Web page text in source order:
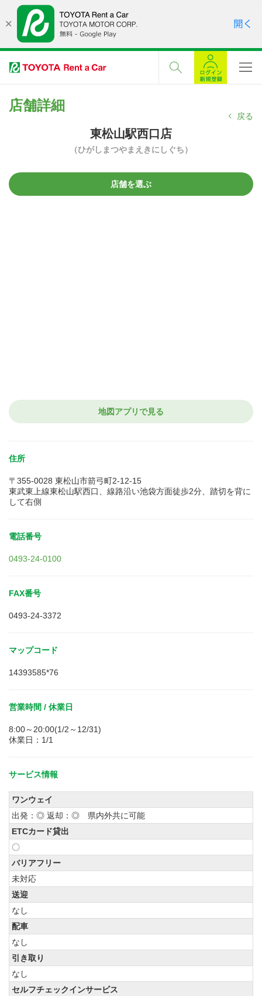
店舗詳細
戻る
東松山駅西口店
（ひがしまつやまえきにしぐち）
店舗を選ぶ
地図アプリで見る
住所
〒355-0028 東松山市箭弓町2-12-15
東武東上線東松山駅西口、線路沿い池袋方面徒歩2分、踏切を背に
して右側
電話番号
0493-24-0100
FAX番号
0493-24-3372
マップコード
14393585*76
営業時間 / 休業日
8:00～20:00(1/2～12/31)
休業日：1/1
サービス情報
ワンウェイ
出発：◎ 返却：◎ 県内外共に可能
ETCカード貸出
〇
バリアフリー
未対応
送迎
なし
配車
なし
引き取り
なし
セルフチェックインサービス